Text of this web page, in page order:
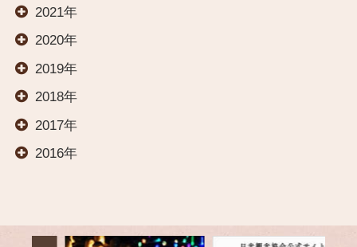
2021年
2020年
2019年
2018年
2017年
2016年
交通案内
オールインクルーシブ
観光案内